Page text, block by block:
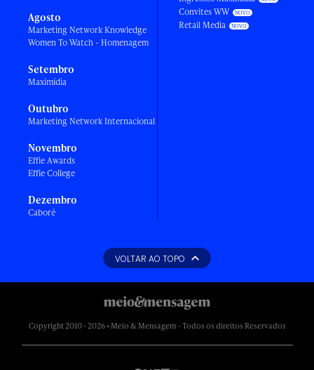
Agosto
Marketing Network Knowledge
Women To Watch - Homenagem
Setembro
Maximídia
Outubro
Marketing Network Internacional
Novembro
Effie Awards
Effie College
Dezembro
Caboré
Convites WW
Retail Media
VOLTAR AO TOPO
Copyright 2010 - 2026 • Meio & Mensagem - Todos os direitos Reservados